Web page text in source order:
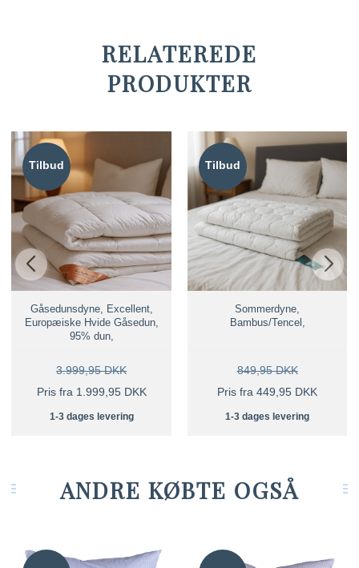
RELATEREDE
PRODUKTER
Tilbud
Gåsedunsdyne, Excellent,
Europæiske Hvide Gåsedun,
95% dun,
3.999,95 DKK
Pris fra 1.999,95 DKK
1-3 dages levering
Tilbud
Sommerdyne,
Bambus/Tencel,
849,95 DKK
Pris fra 449,95 DKK
1-3 dages levering
ANDRE KØBTE OGSÅ